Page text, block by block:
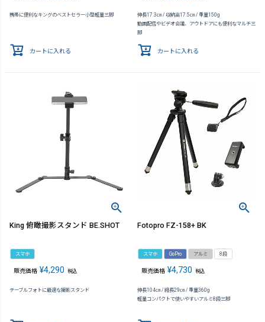
携帯に便利なキングのベストセラー小型軽量三脚
カートに入れる
伸長17.3㎝ / 収納高17.5㎝ / 重量150g
動画配信やビデオ会議、アウトドアにも便利なマルチ三
脚
カートに入れる
King 俯瞰撮影スタンド BE.SHOT
スマホ
販売価格 ¥4,290 税込
テーブルフォトに最適な撮影スタンド
Fotopro FZ-158+ BK
スマホ GoPro アルミ 8段
販売価格 ¥4,730 税込
伸長104㎝ / 縮長29㎝ / 重量360g
軽量コンパクトで使いやすいアルミ8段三脚